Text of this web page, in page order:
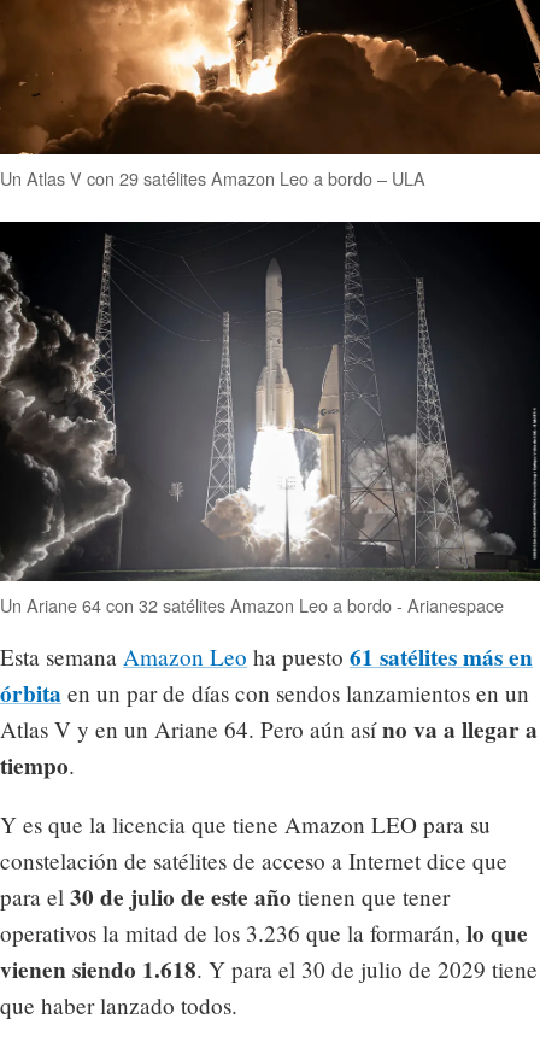
Un Atlas V con 29 satélites Amazon Leo a bordo – ULA
Un Ariane 64 con 32 satélites Amazon Leo a bordo - Arianespace
Esta semana Amazon Leo ha puesto 61 satélites más en
órbita en un par de días con sendos lanzamientos en un
Atlas V y en un Ariane 64. Pero aún asíno va a llegar a
tiempo.
Y es que la licencia que tiene Amazon LEO para su
constelación de satélites de acceso a Internet dice que
para el 30 de julio de este año tienen que tener
operativos la mitad de los 3.236 que la formarán, lo que
vienen siendo 1.618. Y para el 30 de julio de 2029 tiene
que haber lanzado todos.